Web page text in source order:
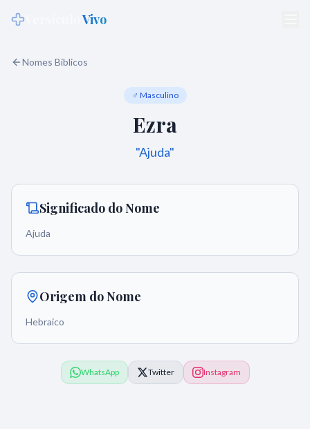
Vivo
Nomes Bíblicos
♂ Masculino
Ezra
"Ajuda"
Significado do Nome
Ajuda
Origem do Nome
Hebraico
WhatsApp Twitter Instagram